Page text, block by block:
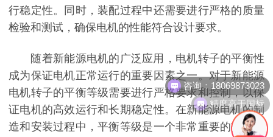
行稳定性。同时，装配过程中还需要进行严格的质量
检验和测试，确保电机的性能符合设计要求。
随着新能源电机的广泛应用，电机转子的平衡性
成为保证电机正常运行的重要因素之一。对于新能源
电机转子的平衡等级需要进行严格要求和控制，以保
证电机的高效运行和长期稳定性。在新能源电机的制
造和安装过程中，平衡等级是一个非常重要的指标，
咨询：18069873023
精度高于国标